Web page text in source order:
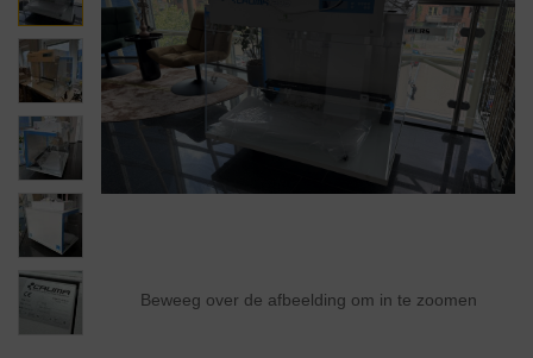
Beweeg over de afbeelding om in te zoomen